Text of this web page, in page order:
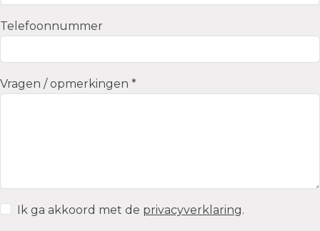
Telefoonnummer
Vragen / opmerkingen *
Ik ga akkoord met de privacyverklaring.